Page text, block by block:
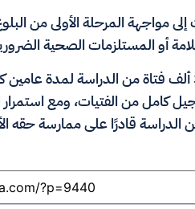
مواجهة المرحلة الأولى من
أو المستلزمات الصحية
أما في مجال التعليم، فقد حُرمت أكثر من 318 ألف فتاة من
كامل من الفتيات، ومع استمرار
الدراسة قادرًا على ممارسة حقه